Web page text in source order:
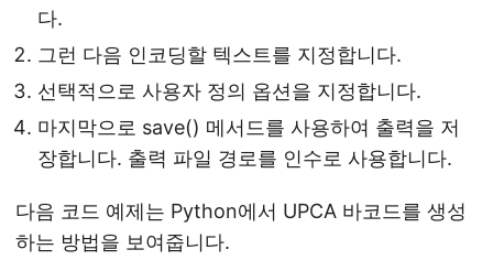
다.
그런 다음 인코딩할 텍스트를 지정합니다.
선택적으로 사용자 정의 옵션을 지정합니다.
마지막으로 save() 메서드를 사용하여 출력을 저
장합니다. 출력 파일 경로를 인수로 사용합니다.
다음 코드 예제는 Python에서 UPCA 바코드를 생성
하는 방법을 보여줍니다.